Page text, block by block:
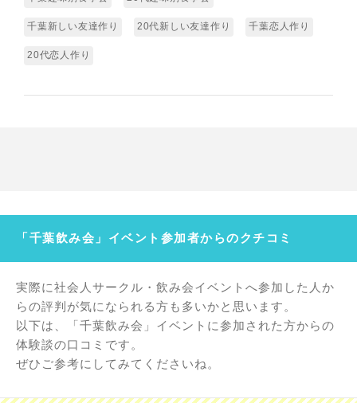
千葉新しい友達作り 20代新しい友達作り 千葉恋人作り
20代恋人作り
「千葉飲み会」イベント参加者からのクチコミ
実際に社会人サークル・飲み会イベントへ参加した人か
らの評判が気になられる方も多いかと思います。
以下は、「千葉飲み会」イベントに参加された方からの
体験談の口コミです。
ぜひご参考にしてみてくださいね。